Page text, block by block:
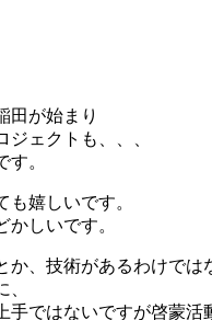
田が始まり
ェクトも、、、
。
嬉しいです。
しいです。
、技術があるわけでは
ではないですが啓蒙活